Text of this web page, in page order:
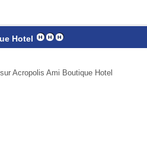
Hotel
Acropolis Ami Boutique Hotel